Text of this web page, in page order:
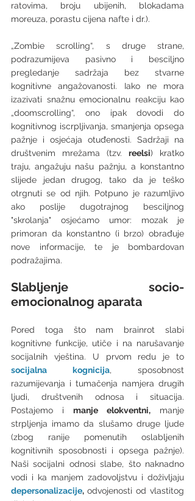
ratovima, broju ubijenih, blokadama
moreuza, porastu cijena nafte i dr.).
„Zombie scrolling“, s druge strane,
podrazumijeva pasivno i besciljno
pregledanje sadržaja bez stvarne
kognitivne angažovanosti. Iako ne mora
izazivati snažnu emocionalnu reakciju kao
„doomscrolling“, ono ipak dovodi do
kognitivnog iscrpljivanja, smanjenja opsega
pažnje i osjećaja otuđenosti. Sadržaji na
društvenim mrežama (tzv. reelsi) kratko
traju, angažuju našu pažnju, a konstantno
slijede jedan drugog, tako da je teško
otrgnuti se od njih. Potpuno je razumljivo
ako poslije dugotrajnog besciljnog
"skrolanja" osjećamo umor: mozak je
primoran da konstantno (i brzo) obrađuje
nove informacije, te je bombardovan
podražajima.
Slabljenje socio-
emocionalnog aparata
Pored toga što nam brainrot slabi
kognitivne funkcije, utiče i na narušavanje
socijalna kognicija, sposobnost
razumijevanja i tumačenja namjera drugih
ljudi, društvenih odnosa i situacija.
Postajemo i manje elokventni, manje
strpljenja imamo da slušamo druge ljude
(zbog ranije pomenutih oslabljenih
kognitivnih sposobnosti i opsega pažnje).
Naši socijalni odnosi slabe, što naknadno
depersonalizacije, odvojenosti od vlastitog